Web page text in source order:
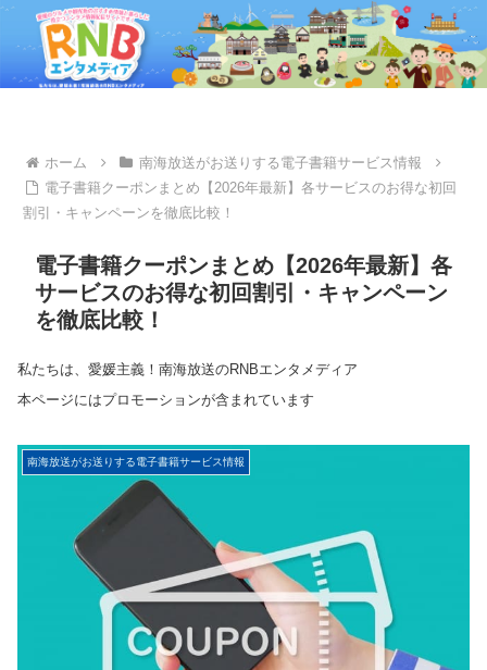
ホーム
南海放送がお送りする電子書籍サービス情報
電子書籍クーポンまとめ【2026年最新】各サービスのお得な初回
割引・キャンペーンを徹底比較！
電子書籍クーポンまとめ【2026年最新】各
サービスのお得な初回割引・キャンペーン
を徹底比較！
私たちは、愛媛主義！南海放送のRNBエンタメディア
本ページにはプロモーションが含まれています
南海放送がお送りする電子書籍サービス情報